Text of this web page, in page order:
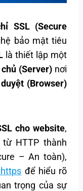
SSL (Secure
bảo mật tiêu
là thiết lập một
(Server) nơi
(Browser)
cho website,
HTTP thành
– An toàn),
để hiểu rõ
trọng của sự